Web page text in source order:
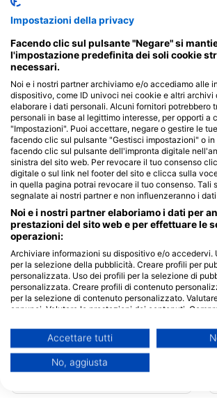
Centri d'immersione che
questo sito d'immersione
DIVESECTOR
Bahnhofstr. 22, 91235 Velden,
Germania
Siti d’immersione nelle
Walchensee, Einsiedlbucht
(★3.3)
Vi siete mai chiesti come sarebbe
Impostazioni della privacy
Facendo clic sul pulsante "Negare" si
l'impostazione predefinita dei soli cookie
necessari.
Noi e i nostri partner archiviamo e/o accediamo alle
dispositivo, come ID univoci nei cookie e altri archivi
elaborare i dati personali. Alcuni fornitori potrebbero
personali in base al legittimo interesse, per opporti a
"Impostazioni". Puoi accettare, negare o gestire le
facendo clic sul pulsante "Gestisci impostazioni" o
facendo clic sul pulsante dell'impronta digitale
sinistra del sito web. Per revocare il tuo consenso
digitale o sul link nel footer del sito e clicca sulla
in quella pagina potrai revocare il tuo consenso. Tali
segnalate ai nostri partner e non influenzeranno i
Noi e i nostri partner elaboriamo i dati per
prestazioni del sito web e per effettuare le
operazioni:
Archiviare informazioni su dispositivo e/o accedervi.
per la selezione della pubblicità. Creare profili per
personalizzata. Uso dei profili per la selezione di
personalizzata. Creare profili di contenuto
per la selezione di contenuto personalizzato.
annunci. Valutare le prestazioni dei contenuti.
diverse. Sviluppare e migliorare i servizi. Uso di dati
selezione dei contenuti.
È possibile trovare ulteriori informazioni sull'utilizzo
Google qui: https://business.safety.google/privacy/
negli Stati Uniti.
Accettare tutti
No, aggiusta